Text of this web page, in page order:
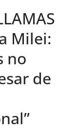
Milei:
no
de